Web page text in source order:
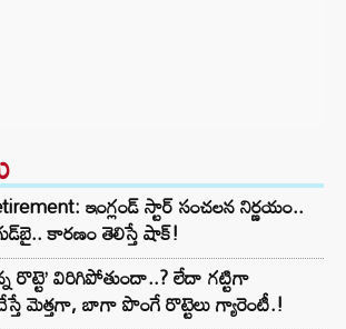
ఇంగ్లండ్ స్టార్ సంచలన నిర్ణయం..
కారణం తెలిస్తే షాక్!
రొట్టె’ విరిగిపోతుందా..? లేదా గట్టిగా
మెత్తగా, బాగా పొంగే రొట్టెలు గ్యారెంటీ.!